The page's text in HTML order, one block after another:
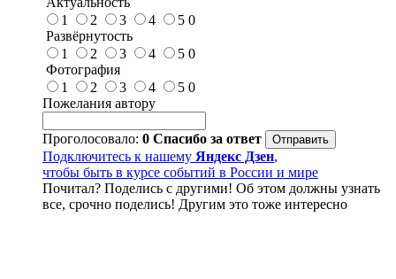
1
2 3 4 5 0
Развёрнутость
1
2 3 4 5 0
Фотография
1
2 3 4 5 0
Пожелания автору
Проголосовало: 0 Спасибо за ответ
Подключитесь к нашему Яндекс Дзен,
чтобы быть в курсе событий в России и мире
Почитал? Поделись с другими! Об этом должны узнать
все, срочно поделись! Другим это тоже интересно